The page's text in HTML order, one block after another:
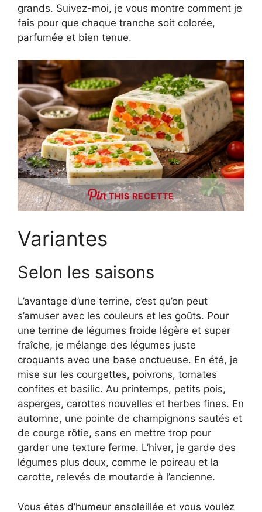
grands. Suivez-moi, je vous montre comment je
fais pour que chaque tranche soit colorée,
parfumée et bien tenue.
THIS RECETTE
Variantes
Selon les saisons
L’avantage d’une terrine, c’est qu’on peut
s’amuser avec les couleurs et les goûts. Pour
une terrine de légumes froide légère et super
fraîche, je mélange des légumes juste
croquants avec une base onctueuse. En été, je
mise sur les courgettes, poivrons, tomates
confites et basilic. Au printemps, petits pois,
asperges, carottes nouvelles et herbes fines. En
automne, une pointe de champignons sautés et
de courge rôtie, sans en mettre trop pour
garder une texture ferme. L’hiver, je garde des
légumes plus doux, comme le poireau et la
carotte, relevés de moutarde à l’ancienne.
Vous êtes d’humeur ensoleillée et vous voulez